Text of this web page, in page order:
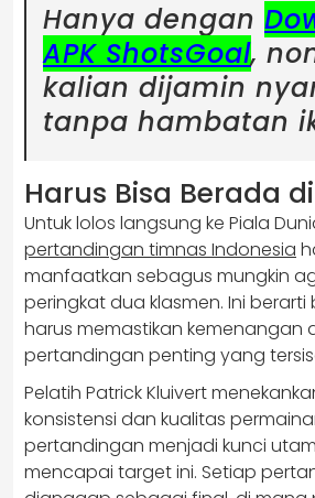
Hanya dengan
APK ShotsGoal,
kalian dijamin
tanpa hambatan
Harus Bisa Berada
Untuk lolos langsung ke Piala
pertandingan timnas Indonesia
manfaatkan sebagus mungkin
peringkat dua klasmen. Ini
harus memastikan kemenangan
pertandingan penting yang
Pelatih Patrick Kluivert
konsistensi dan kualitas
pertandingan menjadi kunci
mencapai target ini. Setiap